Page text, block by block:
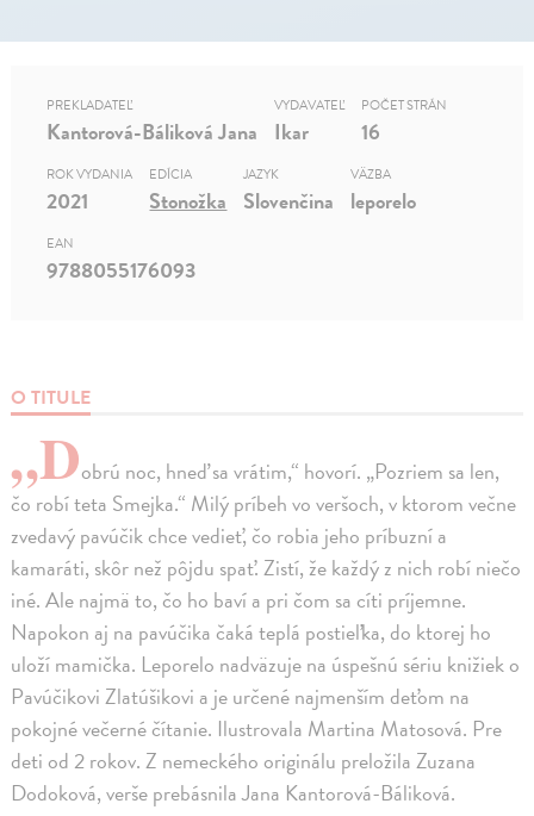
O TITULE
„Dobrú noc, hneď sa vrátim,“ hovorí. „Pozriem sa len,
čo robí teta Smejka.“ Milý príbeh vo veršoch, v ktorom večne
zvedavý pavúčik chce vedieť, čo robia jeho príbuzní a
kamaráti, skôr než pôjdu spať. Zistí, že každý z nich robí niečo
iné. Ale najmä to, čo ho baví a pri čom sa cíti príjemne.
Napokon aj na pavúčika čaká teplá postieľka, do ktorej ho
uloží mamička. Leporelo nadväzuje na úspešnú sériu knižiek o
Pavúčikovi Zlatúšikovi a je určené najmenším deťom na
pokojné večerné čítanie. Ilustrovala Martina Matosová. Pre
deti od 2 rokov. Z nemeckého originálu preložila Zuzana
Dodoková, verše prebásnila Jana Kantorová-Báliková.
PREKLADATEĽ
Kantorová-Báliková Jana
VYDAVATEĽ
Ikar
POČET STRÁN
16
ROK VYDANIA
2021
EDÍCIA
Stonožka
JAZYK
Slovenčina
VÄZBA
leporelo
EAN
9788055176093